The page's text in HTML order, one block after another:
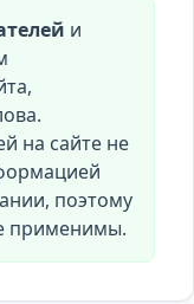
и
на сайте не
поэтому
применимы.